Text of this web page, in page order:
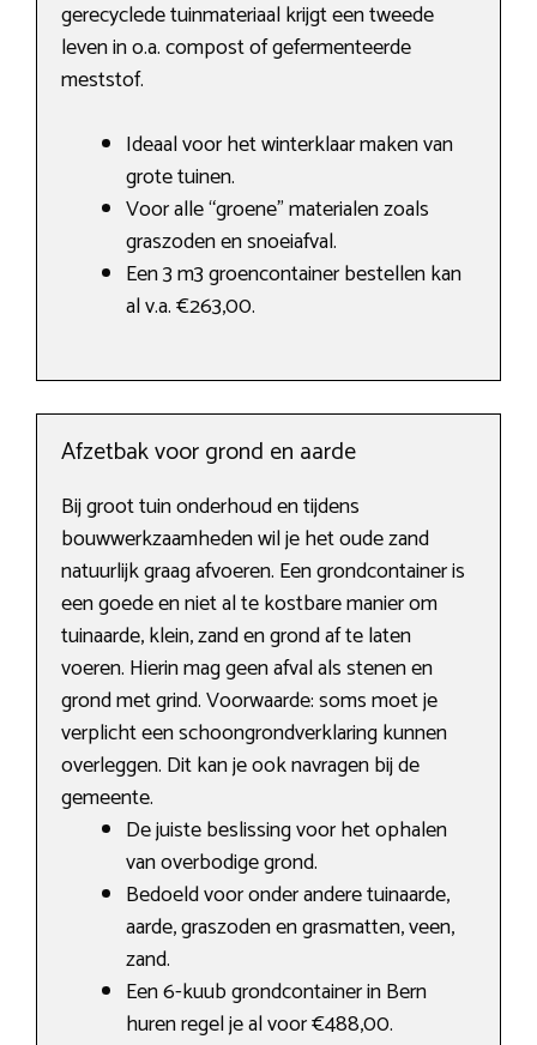
gerecyclede tuinmateriaal krijgt een tweede
leven in o.a. compost of gefermenteerde
meststof.
Ideaal voor het winterklaar maken van
grote tuinen.
Voor alle “groene” materialen zoals
graszoden en snoeiafval.
Een 3 m3 groencontainer bestellen kan
al v.a. €263,00.
Afzetbak voor grond en aarde
Bij groot tuin onderhoud en tijdens
bouwwerkzaamheden wil je het oude zand
natuurlijk graag afvoeren. Een grondcontainer is
een goede en niet al te kostbare manier om
tuinaarde, klein, zand en grond af te laten
voeren. Hierin mag geen afval als stenen en
grond met grind. Voorwaarde: soms moet je
verplicht een schoongrondverklaring kunnen
overleggen. Dit kan je ook navragen bij de
gemeente.
De juiste beslissing voor het ophalen
van overbodige grond.
Bedoeld voor onder andere tuinaarde,
aarde, graszoden en grasmatten, veen,
zand.
Een 6-kuub grondcontainer in Bern
huren regel je al voor €488,00.